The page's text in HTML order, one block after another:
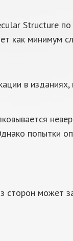
Structure
как минимум
в
попытки
сторон может